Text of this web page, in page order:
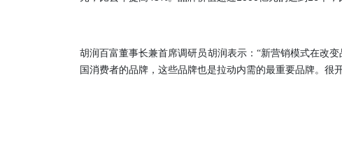
胡润百富董事长兼首席调研员胡润表示：“新营销模式在改
国消费者的品牌，这些品牌也是拉动内需的最重要品牌。很